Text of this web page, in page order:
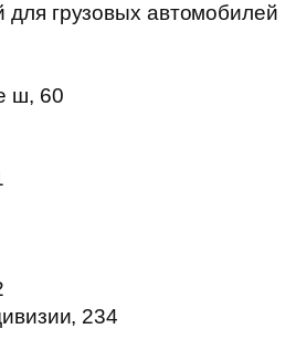
для грузовых автомобилей
ш, 60
234